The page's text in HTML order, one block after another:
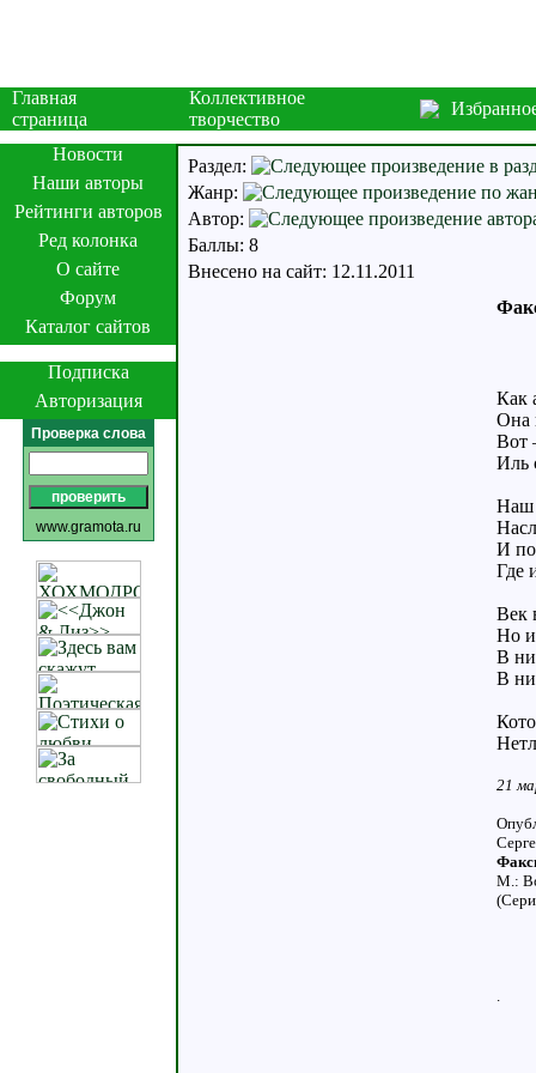
Главная
страница
Коллективное
творчество
Новости
Наши авторы
Рейтинги авторов
Ред колонка
О сайте
Форум
Каталог сайтов
Подписка
Авторизация
Проверка слова
www.gramota.ru
Раздел:
Жанр:
Автор:
Баллы: 8
Внесено на сайт: 12.11.2011
Как
Она
Вот
Иль
Наш
И
Где
Век
Но
В
В
21
М.:
.